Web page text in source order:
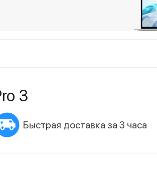
3
Быстрая доставка за 3 часа